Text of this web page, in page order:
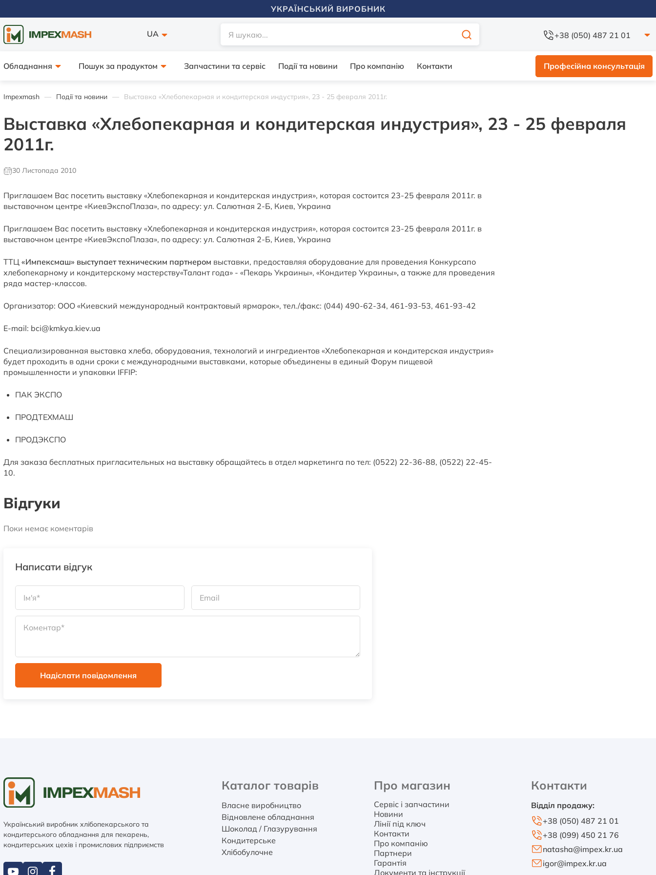
УКРАЇНСЬКИЙ ВИРОБНИК
UA +38 (050) 487 21 01
Обладнання Пошук за продуктом Запчастини та сервіс Події та новини Про компанію Контакти Професійна консультація
Impexmash Події та новини Выставка «Хлебопекарная и кондитерская индустрия», 23 - 25 февраля 2011г.
Выставка «Хлебопекарная и кондитерская индустрия», 23 - 25 февраля
2011г.
30 Листопада 2010
Приглашаем Вас посетить выставку «Хлебопекарная и кондитерская индустрия», которая состоится 23-25 февраля 2011г. в
выставочном центре «КиевЭкспоПлаза», по адресу: ул. Салютная 2-Б, Киев, Украина
Приглашаем Вас посетить выставку «Хлебопекарная и кондитерская индустрия», которая состоится 23-25 февраля 2011г. в
выставочном центре «КиевЭкспоПлаза», по адресу: ул. Салютная 2-Б, Киев, Украина
ТТЦ «Импексмаш» выступает техническим партнером выставки, предоставляя оборудование для проведения Конкурсапо
хлебопекарному и кондитерскому мастерству«Талант года» - «Пекарь Украины», «Кондитер Украины», а также для проведения
ряда мастер-классов.
Организатор: ООО «Киевский международный контрактовый ярмарок», тел./факс: (044) 490-62-34, 461-93-53, 461-93-42
E-mail: bci@kmkya.kiev.ua
Специализированная выставка хлеба, оборудования, технологий и ингредиентов «Хлебопекарная и кондитерская индустрия»
будет проходить в одни сроки с международными выставками, которые объединены в единый Форум пищевой
промышленности и упаковки IFFIP:
ПАК ЭКСПО
ПРОДТЕХМАШ
ПРОДЭКСПО
Для заказа бесплатных пригласительных на выставку обращайтесь в отдел маркетинга по тел: (0522) 22-36-88, (0522) 22-45-
10.
Відгуки
Поки немає коментарів
Написати відгук
Надіслати повідомлення
Український виробник хлібопекарського та
кондитерського обладнання для пекарень,
кондитерських цехів і промислових підприємств
Каталог товарів
Власне виробництво
Відновлене обладнання
Шоколад / Глазурування
Кондитерське
Хлібобулочне
Про магазин
Сервіс і запчастини
Новини
Лінії під ключ
Контакти
Про компанію
Партнери
Гарантія
Документи та інструкції
Контакти
Відділ продажу:
+38 (050) 487 21 01
+38 (099) 450 21 76
natasha@impex.kr.ua
igor@impex.kr.ua